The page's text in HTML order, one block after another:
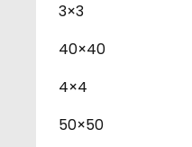
3×3
40×40
4×4
50×50